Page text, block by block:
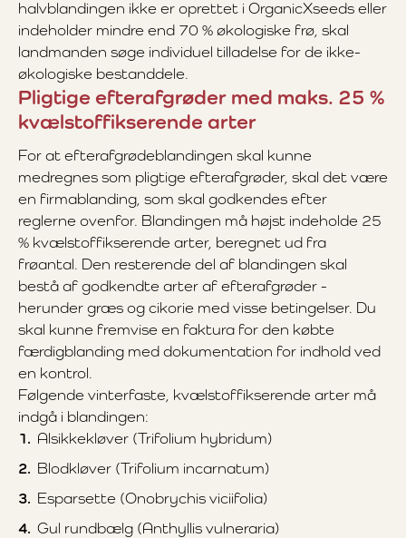
halvblandingen ikke er oprettet i OrganicXseeds eller
indeholder mindre end 70 % økologiske frø, skal
landmanden søge individuel tilladelse for de ikke-
økologiske bestanddele.
Pligtige efterafgrøder med maks. 25 %
kvælstoffikserende arter
For at efterafgrødeblandingen skal kunne
medregnes som pligtige efterafgrøder, skal det være
en firmablanding, som skal godkendes efter
reglerne ovenfor. Blandingen må højst indeholde 25
% kvælstoffikserende arter, beregnet ud fra
frøantal. Den resterende del af blandingen skal
bestå af godkendte arter af efterafgrøder -
herunder græs og cikorie med visse betingelser. Du
skal kunne fremvise en faktura for den købte
færdigblanding med dokumentation for indhold ved
en kontrol.
Følgende vinterfaste, kvælstoffikserende arter må
indgå i blandingen:
Alsikkekløver (Trifolium hybridum)
Blodkløver (Trifolium incarnatum)
Esparsette (Onobrychis viciifolia)
Gul rundbælg (Anthyllis vulneraria)